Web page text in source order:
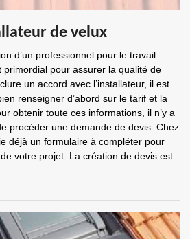
de velux
d’un professionnel pour le travail
primordial pour assurer la qualité de
un accord avec l’installateur, il est
renseigner d’abord sur le tarif et la
obtenir toute ces informations, il n’y a
procéder une demande de devis. Chez
déjà un formulaire à compléter pour
votre projet. La création de devis est